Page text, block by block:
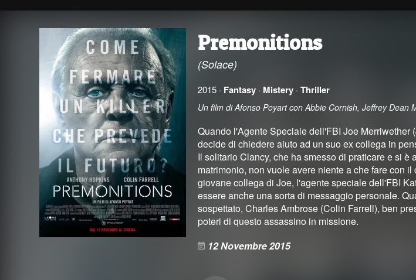
Premonitions
(Solace)
2015 · Fantasy · Mistery ·Thriller
Un film di Afonso Poyart con Abbie Cornish, Jeffrey Dean
Quando l'Agente Speciale dell'FBI Joe
decide di chiedere aiuto ad un suo ex collega in
Il solitario Clancy, che ha smesso di praticare e si
matrimonio, non vuole avere niente a che fare con
giovane collega di Joe, l'agente speciale dell'FBI
essere anche una sorta di messaggio personale.
sospettato, Charles Ambrose (Colin Farrell), ben
poteri di questo assassino in missione.
12 Novembre 2015